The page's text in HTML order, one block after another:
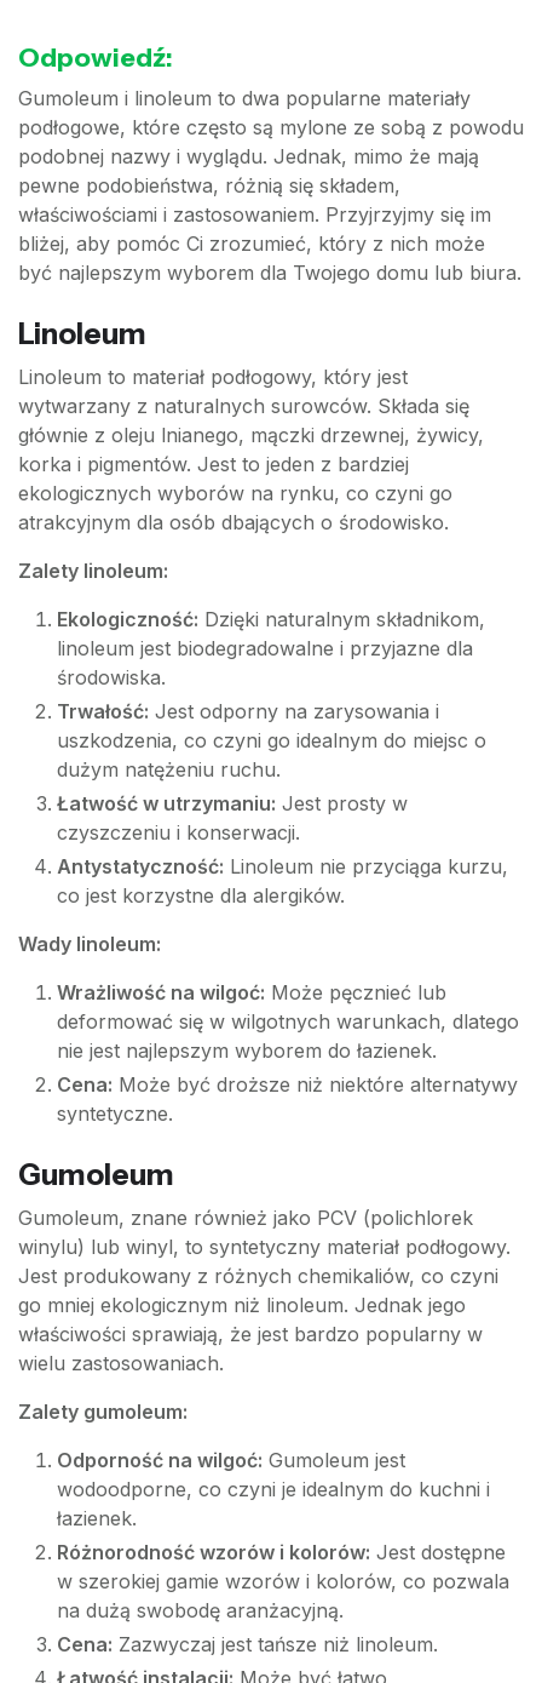
Odpowiedź:
Gumoleum i linoleum to dwa popularne materiały
podłogowe, które często są mylone ze sobą z powodu
podobnej nazwy i wyglądu. Jednak, mimo że mają
pewne podobieństwa, różnią się składem,
właściwościami i zastosowaniem. Przyjrzyjmy się im
bliżej, aby pomóc Ci zrozumieć, który z nich może
być najlepszym wyborem dla Twojego domu lub biura.
Linoleum
Linoleum to materiał podłogowy, który jest
wytwarzany z naturalnych surowców. Składa się
głównie z oleju lnianego, mączki drzewnej, żywicy,
korka i pigmentów. Jest to jeden z bardziej
ekologicznych wyborów na rynku, co czyni go
atrakcyjnym dla osób dbających o środowisko.
Zalety linoleum:
Ekologiczność: Dzięki naturalnym składnikom,
linoleum jest biodegradowalne i przyjazne dla
środowiska.
Trwałość: Jest odporny na zarysowania i
uszkodzenia, co czyni go idealnym do miejsc o
dużym natężeniu ruchu.
Łatwość w utrzymaniu: Jest prosty w
czyszczeniu i konserwacji.
Antystatyczność: Linoleum nie przyciąga kurzu,
co jest korzystne dla alergików.
Wady linoleum:
Wrażliwość na wilgoć: Może pęcznieć lub
deformować się w wilgotnych warunkach, dlatego
nie jest najlepszym wyborem do łazienek.
Cena: Może być droższe niż niektóre alternatywy
syntetyczne.
Gumoleum
Gumoleum, znane również jako PCV (polichlorek
winylu) lub winyl, to syntetyczny materiał podłogowy.
Jest produkowany z różnych chemikaliów, co czyni
go mniej ekologicznym niż linoleum. Jednak jego
właściwości sprawiają, że jest bardzo popularny w
wielu zastosowaniach.
Zalety gumoleum:
Odporność na wilgoć: Gumoleum jest
wodoodporne, co czyni je idealnym do kuchni i
łazienek.
Różnorodność wzorów i kolorów: Jest dostępne
w szerokiej gamie wzorów i kolorów, co pozwala
na dużą swobodę aranżacyjną.
Cena: Zazwyczaj jest tańsze niż linoleum.